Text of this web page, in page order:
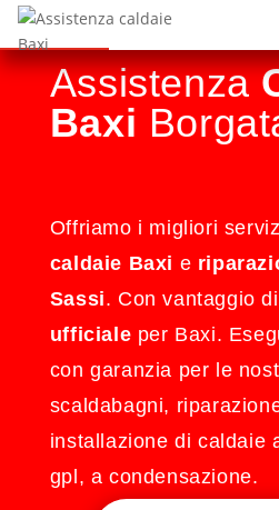
Assistenza
Baxi
Offriamo i migliori
caldaie Baxi e
Sassi. Con vantaggio
ufficiale per Baxi.
con garanzia per le
scaldabagni,
installazione di caldaie
gpl, a condensazione.